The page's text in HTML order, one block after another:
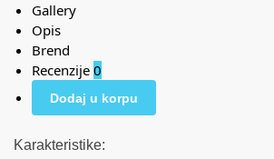
Gallery
Opis
Brend
Recenzije 0
Dodaj u korpu
Karakteristike: